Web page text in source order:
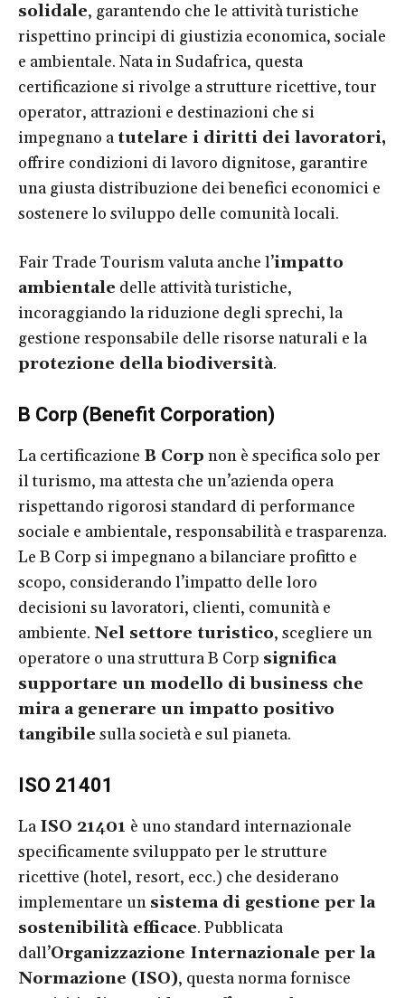
solidale, garantendo che le attività turistiche
rispettino principi di giustizia economica, sociale
e ambientale. Nata in Sudafrica, questa
certificazione si rivolge a strutture ricettive, tour
operator, attrazioni e destinazioni che si
impegnano a tutelare i diritti dei lavoratori,
offrire condizioni di lavoro dignitose, garantire
una giusta distribuzione dei benefici economici e
sostenere lo sviluppo delle comunità locali.
Fair Trade Tourism valuta anche l’impatto
ambientale delle attività turistiche,
incoraggiando la riduzione degli sprechi, la
gestione responsabile delle risorse naturali e la
protezione della biodiversità.
B Corp (Benefit Corporation)
La certificazione B Corp non è specifica solo per
il turismo, ma attesta che un’azienda opera
rispettando rigorosi standard di performance
sociale e ambientale, responsabilità e trasparenza.
Le B Corp si impegnano a bilanciare profitto e
scopo, considerando l’impatto delle loro
decisioni su lavoratori, clienti, comunità e
ambiente. Nel settore turistico, scegliere un
operatore o una struttura B Corp significa
supportare un modello di business che
mira a generare un impatto positivo
tangibile sulla società e sul pianeta.
ISO 21401
La ISO 21401 è uno standard internazionale
specificamente sviluppato per le strutture
ricettive (hotel, resort, ecc.) che desiderano
implementare un sistema di gestione per la
sostenibilità efficace. Pubblicata
dall’Organizzazione Internazionale per la
Normazione (ISO), questa norma fornisce